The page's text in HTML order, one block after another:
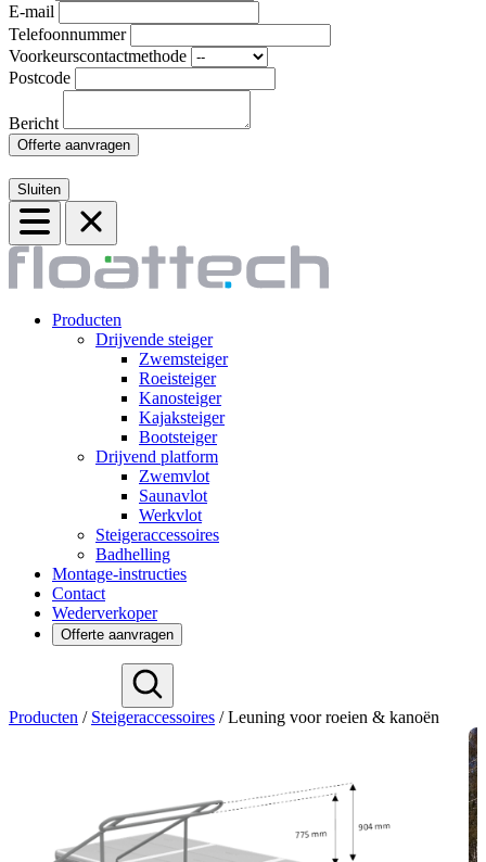
E-mail
Telefoonnummer
Voorkeurscontactmethode
Postcode
Bericht
Offerte aanvragen
Sluiten
Producten
Drijvende steiger
Zwemsteiger
Roeisteiger
Kanosteiger
Kajaksteiger
Bootsteiger
Drijvend platform
Zwemvlot
Saunavlot
Werkvlot
Steigeraccessoires
Badhelling
Montage-instructies
Contact
Wederverkoper
Offerte aanvragen
Deutsch
Producten / Steigeraccessoires /Leuning voor roeien & kanoën